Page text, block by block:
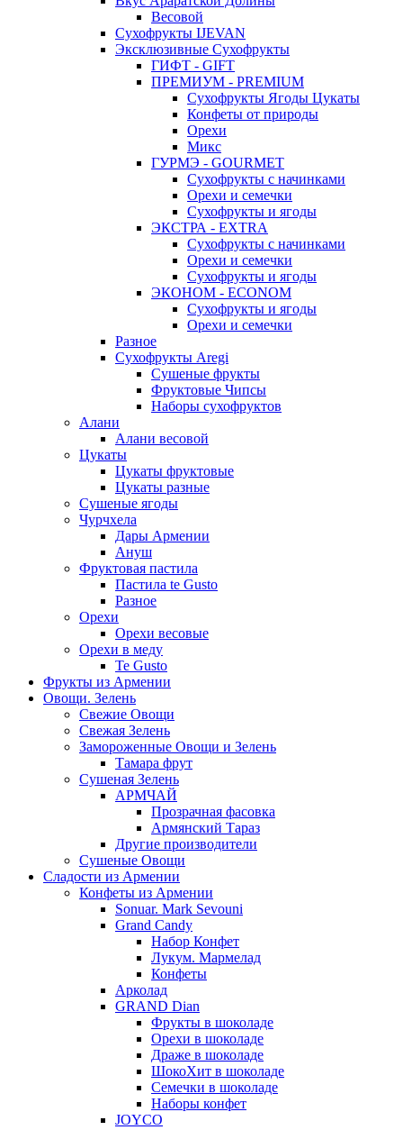
Весовой
Сухофрукты IJEVAN
Эксклюзивные Сухофрукты
ГИФТ - GIFT
ПРЕМИУМ - PREMIUM
Сухофрукты Ягоды Цукаты
Конфеты от природы
Орехи
Микс
ГУРМЭ - GOURMET
Сухофрукты с начинками
Орехи и семечки
Сухофрукты и ягоды
ЭКСТРА - EXTRA
Сухофрукты с начинками
Орехи и семечки
Сухофрукты и ягоды
ЭКОНОМ - ECONOM
Сухофрукты и ягоды
Орехи и семечки
Разное
Сухофрукты Aregi
Сушеные фрукты
Фруктовые Чипсы
Наборы сухофруктов
Алани
Алани весовой
Цукаты
Цукаты фруктовые
Цукаты разные
Сушеные ягоды
Чурчхела
Дары Армении
Ануш
Фруктовая пастила
Пастила te Gusto
Разное
Орехи
Орехи весовые
Орехи в меду
Te Gusto
Фрукты из Армении
Овощи. Зелень
Свежие Овощи
Свежая Зелень
Замороженные Овощи и Зелень
Тамара фрут
Сушеная Зелень
АРМЧАЙ
Прозрачная фасовка
Армянский Тараз
Другие производители
Сушеные Овощи
Сладости из Армении
Конфеты из Армении
Sonuar. Mark Sevouni
Grand Candy
Набор Конфет
Лукум. Мармелад
Конфеты
Арколад
GRAND Dian
Фрукты в шоколаде
Орехи в шоколаде
Драже в шоколаде
ШокоХит в шоколаде
Семечки в шоколаде
Наборы конфет
JOYCO